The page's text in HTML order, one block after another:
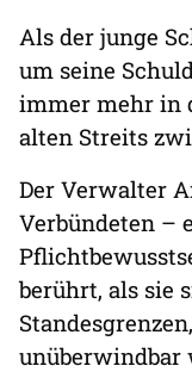
Als der junge
um seine
immer mehr in
alten Streits
Der Verwalter
Verbündeten –
berührt, als sie
unüberwindbar